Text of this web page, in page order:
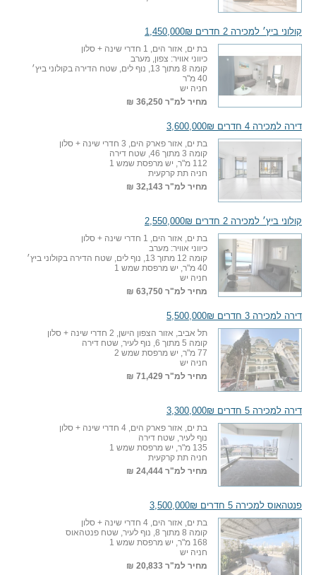
קולוני ביץ׳ למכירה 2 חדרים 1,450,000₪
בת ים, אזור הים, 1 חדרי שינה + סלון
כיווני אוויר: צפון, מערב
קומה 8 מתוך 13, נוף לים, שטח הדירה בקולוני ביץ׳
40 מ"ר
חניה יש
מחיר למ"ר 36,250 ₪
דירה למכירה 4 חדרים 3,600,000₪
בת ים, אזור פארק הים, 3 חדרי שינה + סלון
קומה 3 מתוך 46, שטח דירה
112 מ"ר, יש מרפסת שמש 1
חניה תת קרקעית
מחיר למ"ר 32,143 ₪
קולוני ביץ׳ למכירה 2 חדרים 2,550,000₪
בת ים, אזור הים, 1 חדרי שינה + סלון
כיווני אוויר: מערב
קומה 12 מתוך 13, נוף לים, שטח הדירה בקולוני ביץ׳
40 מ"ר, יש מרפסת שמש 1
חניה יש
מחיר למ"ר 63,750 ₪
דירה למכירה 3 חדרים 5,500,000₪
תל אביב, אזור הצפון הישן, 2 חדרי שינה + סלון
קומה 5 מתוך 6, נוף לעיר, שטח דירה
77 מ"ר, יש מרפסת שמש 2
חניה יש
מחיר למ"ר 71,429 ₪
דירה למכירה 5 חדרים 3,300,000₪
בת ים, אזור פארק הים, 4 חדרי שינה + סלון
נוף לעיר, שטח דירה
135 מ"ר, יש מרפסת שמש 1
חניה תת קרקעית
מחיר למ"ר 24,444 ₪
פנטהאוס למכירה 5 חדרים 3,500,000₪
בת ים, אזור הים, 4 חדרי שינה + סלון
קומה 8 מתוך 8, נוף לעיר, שטח פנטהאוס
168 מ"ר, יש מרפסת שמש 1
חניה יש
מחיר למ"ר 20,833 ₪